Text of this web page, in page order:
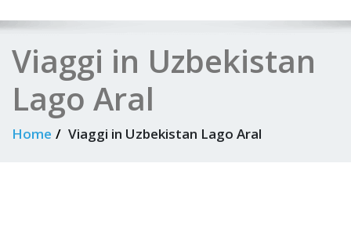
Viaggi in Uzbekistan
Lago Aral
Home Viaggi in Uzbekistan Lago Aral